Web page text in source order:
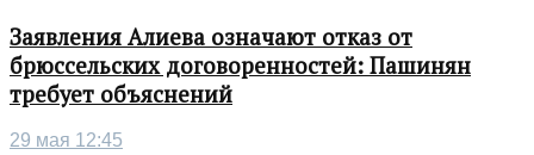
Заявления Алиева означают отказ от
брюссельских договоренностей: Пашинян
требует объяснений
29 мая 12:45